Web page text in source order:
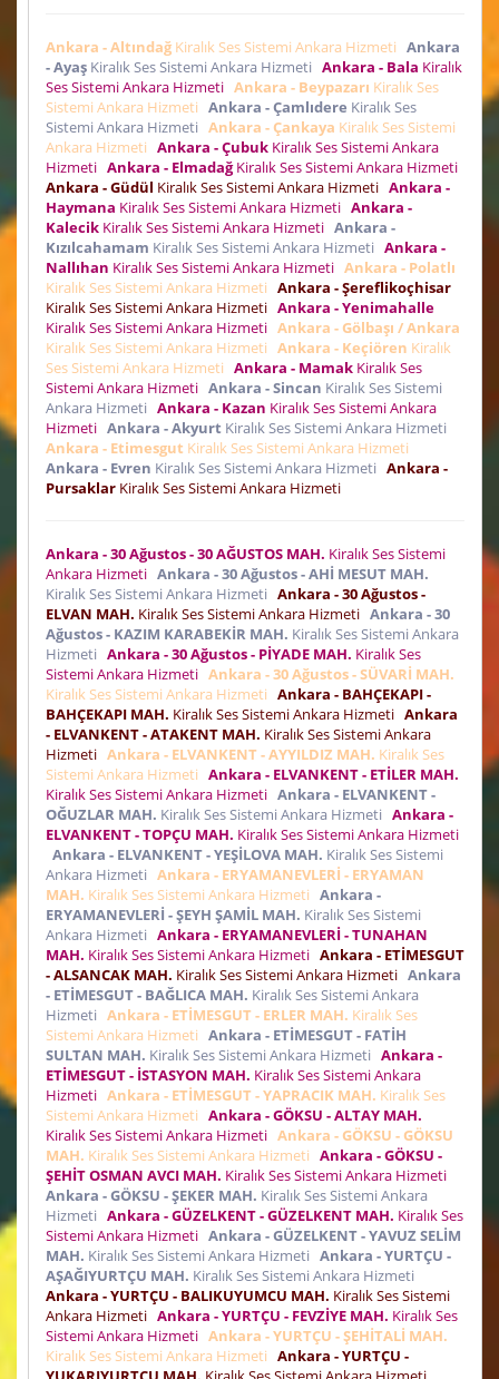
Ankara - Altındağ Kiralık Ses Sistemi Ankara Hizmeti Ankara
- Ayaş Kiralık Ses Sistemi Ankara Hizmeti Ankara - Bala Kiralık
Ses Sistemi Ankara Hizmeti Ankara - Beypazarı Kiralık Ses
Sistemi Ankara Hizmeti Ankara - Çamlıdere Kiralık Ses
Sistemi Ankara Hizmeti Ankara - Çankaya Kiralık Ses Sistemi
Ankara Hizmeti Ankara - Çubuk Kiralık Ses Sistemi Ankara
Hizmeti Ankara - ElmadağKiralık Ses Sistemi Ankara Hizmeti
Ankara - Güdül Kiralık Ses Sistemi Ankara Hizmeti Ankara -
Haymana Kiralık Ses Sistemi Ankara Hizmeti Ankara -
Kalecik Kiralık Ses Sistemi Ankara Hizmeti Ankara -
Kızılcahamam Kiralık Ses Sistemi Ankara Hizmeti Ankara -
Nallıhan Kiralık Ses Sistemi Ankara Hizmeti Ankara - Polatlı
Kiralık Ses Sistemi Ankara Hizmeti Ankara - Şereflikoçhisar
Kiralık Ses Sistemi Ankara Hizmeti Ankara - Yenimahalle
Kiralık Ses Sistemi Ankara Hizmeti Ankara - Gölbaşı / Ankara
Kiralık Ses Sistemi Ankara Hizmeti Ankara - Keçiören Kiralık
Ses Sistemi Ankara Hizmeti Ankara - Mamak Kiralık Ses
Sistemi Ankara Hizmeti Ankara - Sincan Kiralık Ses Sistemi
Ankara Hizmeti Ankara - Kazan Kiralık Ses Sistemi Ankara
Hizmeti Ankara - Akyurt Kiralık Ses Sistemi Ankara Hizmeti
Ankara - Etimesgut Kiralık Ses Sistemi Ankara Hizmeti
Ankara - Evren Kiralık Ses Sistemi Ankara Hizmeti Ankara -
Pursaklar Kiralık Ses Sistemi Ankara Hizmeti
Ankara - 30 Ağustos - 30 AĞUSTOS MAH. Kiralık Ses Sistemi
Ankara Hizmeti Ankara - 30 Ağustos - AHİ MESUT MAH.
Kiralık Ses Sistemi Ankara Hizmeti Ankara - 30 Ağustos -
ELVAN MAH. Kiralık Ses Sistemi Ankara Hizmeti Ankara - 30
Ağustos - KAZIM KARABEKİR MAH. Kiralık Ses Sistemi Ankara
Hizmeti Ankara - 30 Ağustos - PİYADE MAH. Kiralık Ses
Sistemi Ankara Hizmeti Ankara - 30 Ağustos - SÜVARİ MAH.
Kiralık Ses Sistemi Ankara Hizmeti Ankara - BAHÇEKAPI -
BAHÇEKAPI MAH. Kiralık Ses Sistemi Ankara Hizmeti Ankara
- ELVANKENT - ATAKENT MAH. Kiralık Ses Sistemi Ankara
Hizmeti Ankara - ELVANKENT - AYYILDIZ MAH. Kiralık Ses
Sistemi Ankara Hizmeti Ankara - ELVANKENT - ETİLER MAH.
Kiralık Ses Sistemi Ankara Hizmeti Ankara - ELVANKENT -
OĞUZLAR MAH. Kiralık Ses Sistemi Ankara Hizmeti Ankara -
ELVANKENT - TOPÇU MAH. Kiralık Ses Sistemi Ankara Hizmeti
Ankara - ELVANKENT - YEŞİLOVA MAH. Kiralık Ses Sistemi
Ankara Hizmeti Ankara - ERYAMANEVLERİ - ERYAMAN
MAH. Kiralık Ses Sistemi Ankara Hizmeti Ankara -
ERYAMANEVLERİ - ŞEYH ŞAMİL MAH. Kiralık Ses Sistemi
Ankara Hizmeti Ankara - ERYAMANEVLERİ - TUNAHAN
MAH. Kiralık Ses Sistemi Ankara Hizmeti Ankara - ETİMESGUT
- ALSANCAK MAH. Kiralık Ses Sistemi Ankara Hizmeti Ankara
- ETİMESGUT - BAĞLICA MAH. Kiralık Ses Sistemi Ankara
Hizmeti Ankara - ETİMESGUT - ERLER MAH. Kiralık Ses
Sistemi Ankara Hizmeti Ankara - ETİMESGUT - FATİH
SULTAN MAH. Kiralık Ses Sistemi Ankara Hizmeti Ankara -
ETİMESGUT - İSTASYON MAH. Kiralık Ses Sistemi Ankara
Hizmeti Ankara - ETİMESGUT - YAPRACIK MAH. Kiralık Ses
Sistemi Ankara Hizmeti Ankara - GÖKSU - ALTAY MAH.
Kiralık Ses Sistemi Ankara Hizmeti Ankara - GÖKSU - GÖKSU
MAH. Kiralık Ses Sistemi Ankara Hizmeti Ankara - GÖKSU -
ŞEHİT OSMAN AVCI MAH. Kiralık Ses Sistemi Ankara Hizmeti
Ankara - GÖKSU - ŞEKER MAH. Kiralık Ses Sistemi Ankara
Hizmeti Ankara - GÜZELKENT - GÜZELKENT MAH. Kiralık Ses
Sistemi Ankara Hizmeti Ankara - GÜZELKENT - YAVUZ SELİM
MAH. Kiralık Ses Sistemi Ankara Hizmeti Ankara - YURTÇU -
AŞAĞIYURTÇU MAH. Kiralık Ses Sistemi Ankara Hizmeti
Ankara - YURTÇU - BALIKUYUMCU MAH. Kiralık Ses Sistemi
Ankara Hizmeti Ankara - YURTÇU - FEVZİYE MAH. Kiralık Ses
Sistemi Ankara Hizmeti Ankara - YURTÇU - ŞEHİTALİ MAH.
Kiralık Ses Sistemi Ankara Hizmeti Ankara - YURTÇU -